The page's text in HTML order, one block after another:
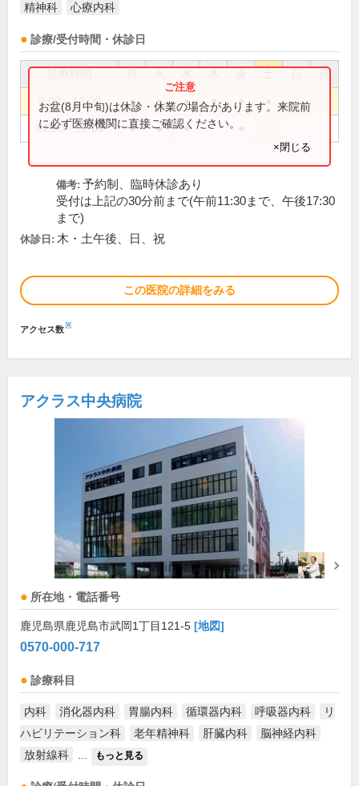
精神科 心療内科
診療/受付時間・休診日
祝
9:00～12:00 ● ● ● ● ●
14:00～18:00 ● ● ●
お盆(8月中旬)は休診・休業の場合があります。来院前
に必ず医療機関に直接ご確認ください。
×閉じる
備考: 予約制、臨時休診あり
受付は上記の30分前まで(午前11:30まで、午後17:30
まで)
休診日: 木・土午後、日、祝
この医院の詳細をみる
アクセス数※
アクラス中央病院
所在地・電話番号
鹿児島県鹿児島市武岡1丁目121-5 [地図]
0570-000-717
診療科目
内科 消化器内科 胃腸内科 循環器内科 呼吸器内科
リ
ハビリテーション科
老年精神科 肝臓内科
脳神経内科
放射線科
もっと見る